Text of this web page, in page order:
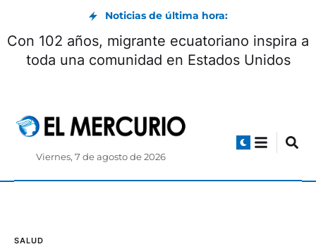
Noticias de última hora:
Con 102 años, migrante ecuatoriano inspira a
toda una comunidad en Estados Unidos
Viernes, 7 de agosto de 2026
SALUD